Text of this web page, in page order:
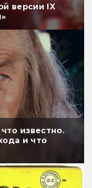
версии IX
известно.
и что